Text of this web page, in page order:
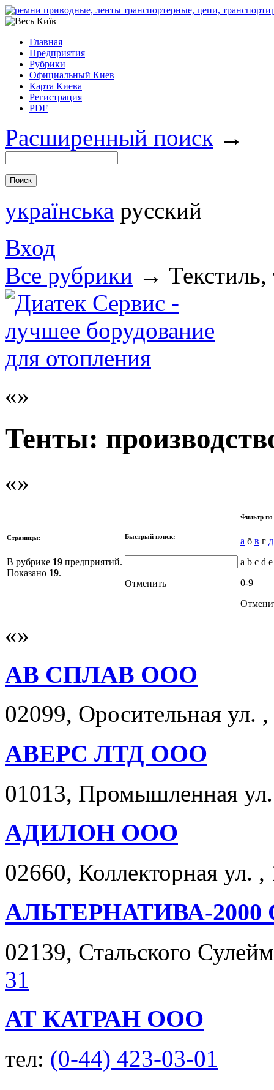
Главная
Предприятия
Рубрики
Официальный Киев
Карта Киева
Регистрация
PDF
Расширенный поиск →
українська русский
Вход
Все рубрики → Текстиль,
Тенты:
Страницы:
В рубрике 19 предприятий.
Показано 19.
Быстрый поиск:
Отменить
Фильтр по
а б в г д
a b c d
0-9
АВ СПЛАВ ООО
02099, Оросительная ул.
АВЕРС ЛТД ООО
01013, Промышленная
АДИЛОН ООО
02660, Коллекторная ул.
АЛЬТЕРНАТИВА-
02139, Стальского
31
АТ КАТРАН ООО
тел: (0-44) 423-03-01